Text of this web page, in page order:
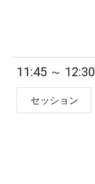
11:45 ～ 12:30
セッション